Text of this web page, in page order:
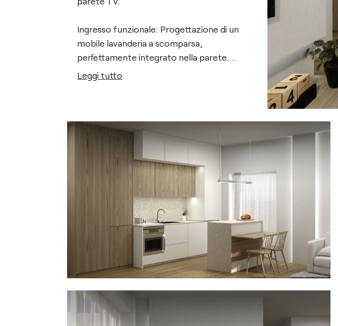
Ingresso funzionale: Progettazione di un
mobile lavanderia a scomparsa,
perfettamente integrato nella parete.
Bagno elegante: Finiture neutre, mobile
contenitivo e illuminazione funzionale.
Leggi tutto